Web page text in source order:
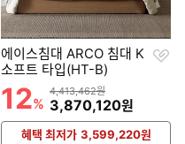
에이스침대 ARCO 침대 K
소프트 타입(HT-B)
할인률
12%
상품금액
4,413,462원
할인금액
3,870,120원
찜
혜택 최저가 3,599,220원